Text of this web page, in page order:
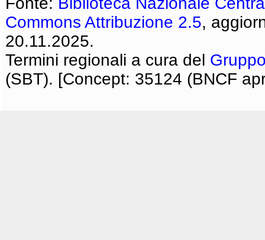
Commons Attribuzione 2.5,
20.11.2025.
Termini regionali a cura del
(SBT). [Concept: 35124 (BNCF